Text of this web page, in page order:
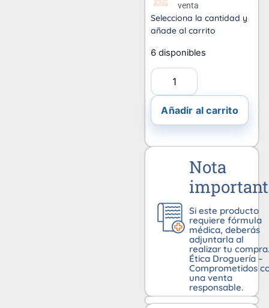
venta
Selecciona la cantidad y
añade al carrito
6 disponibles
Añadir al carrito
Nota
Si este producto
requiere fórmula
médica, deberás
adjuntarla al
realizar tu compra.
Ética Droguería –
Comprometidos
una venta
responsable.